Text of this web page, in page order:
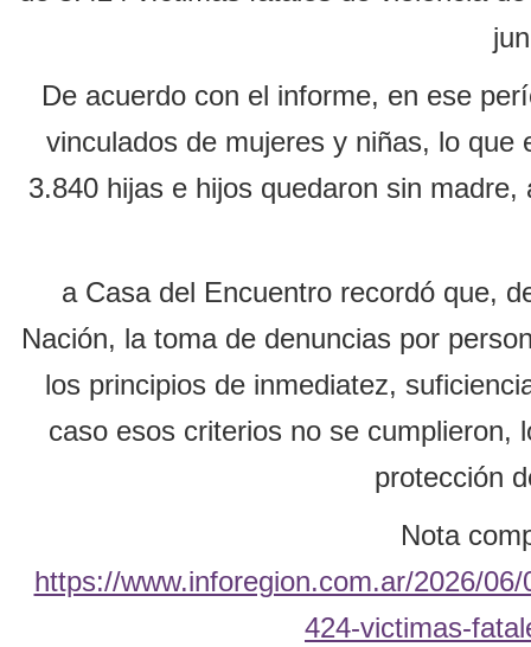
De acuerdo con el informe, en ese
vinculados de mujeres y niñas, lo
3.840 hijas e hijos quedaron sin
a Casa del Encuentro recordó que,
Nación, la toma de denuncias por
los principios de inmediatez,
caso esos criterios no se cumplieron,
protección
Nota
https://www.inforegion.com.ar/2026/
424-victimas-